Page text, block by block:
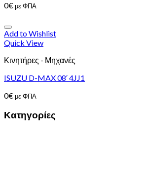
0€με ΦΠΑ
Add to Wishlist
Quick View
Κινητήρες - Μηχανές
ISUZU D-MAX 08′ 4JJ1
0€με ΦΠΑ
Κατηγορίες